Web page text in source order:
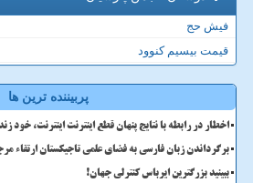
فیش حج
قیمت بیسیم کنوود
پربیننده ترین ها
اخطار در رابطه با نتایج پنهان قطع اینترنت اینترنت، خود
برگرداندن زبان فارسی به فضای علمی تاجیکستان ارتقاء
ببینید بزرگترین ایرباس کنترلی جهان!